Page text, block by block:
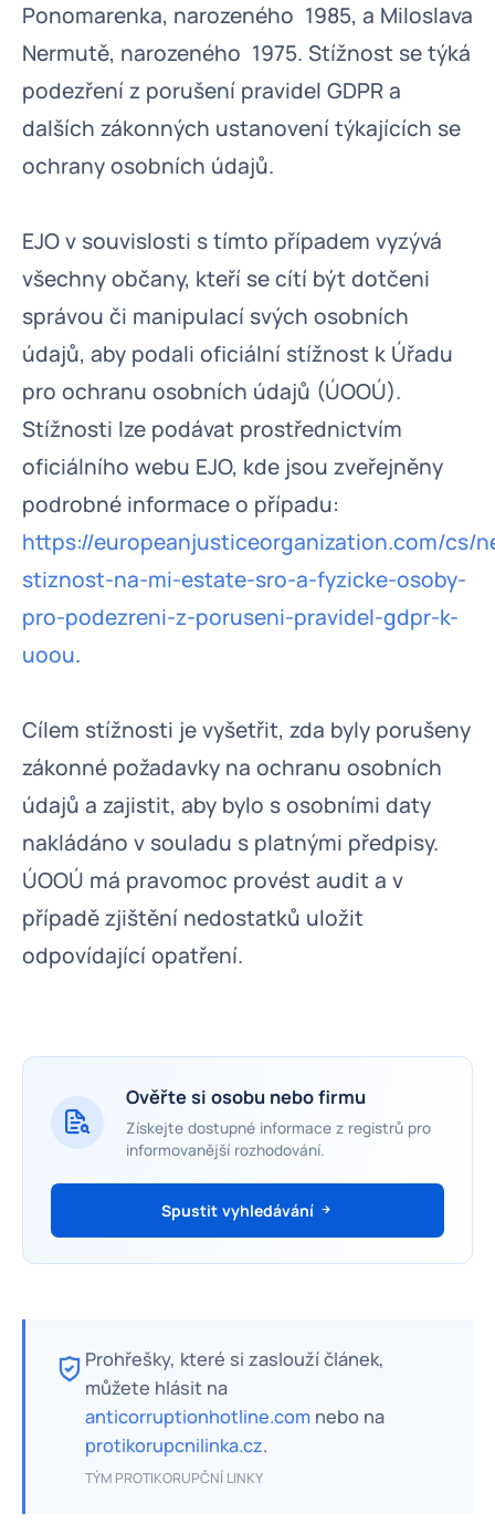
Ponomarenka, narozeného 1985, a Miloslava
Nermutě, narozeného 1975. Stížnost se týká
podezření z porušení pravidel GDPR a
dalších zákonných ustanovení týkajících se
ochrany osobních údajů.
EJO v souvislosti s tímto případem vyzývá
všechny občany, kteří se cítí být dotčeni
správou či manipulací svých osobních
údajů, aby podali oficiální stížnost k Úřadu
pro ochranu osobních údajů (ÚOOÚ).
Stížnosti lze podávat prostřednictvím
oficiálního webu EJO, kde jsou zveřejněny
podrobné informace o případu:
https://europeanjusticeorganization.com/cs/
stiznost-na-mi-estate-sro-a-fyzicke-osoby-
pro-podezreni-z-poruseni-pravidel-gdpr-k-
uoou.
Cílem stížnosti je vyšetřit, zda byly porušeny
zákonné požadavky na ochranu osobních
údajů a zajistit, aby bylo s osobními daty
nakládáno v souladu s platnými předpisy.
ÚOOÚ má pravomoc provést audit a v
případě zjištění nedostatků uložit
odpovídající opatření.
Ověřte si osobu nebo firmu
Získejte dostupné informace z registrů pro
informovanější rozhodování.
Spustit vyhledávání
Prohřešky, které si zaslouží článek,
můžete hlásit na
anticorruptionhotline.com nebo na
protikorupcnilinka.cz.
TÝM PROTIKORUPČNÍ LINKY